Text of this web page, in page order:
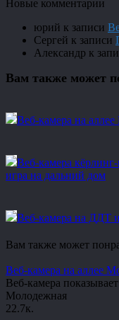
Новые комментарии
юрий к записи
Сергей к записи
Александр к
Вам также может
Веб-камера на
Веб-камера
игра на дальний дом
Веб-камера на ДДТ
Вам также может
Веб-камера на аллее
Веб-камера
Молодежная
22.7к.